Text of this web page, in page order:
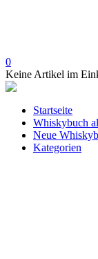
0
Keine Artikel im
Startseite
Whiskybuch
Neue
Kategorien